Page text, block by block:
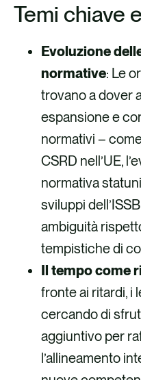
Temi chiave
Evoluzione
normative: Le
trovano a dover
espansione e
normativi –
CSRD nell’UE,
normativa
sviluppi
ambiguità
tempistiche di
Il tempo come
fronte ai ritardi, i
cercando di
aggiuntivo per
l’allineamento